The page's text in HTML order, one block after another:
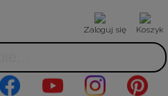
Zaloguj się Koszyk